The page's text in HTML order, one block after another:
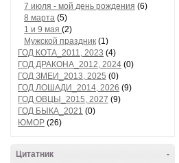
7 июля - мой день рождения (6)
8 марта (5)
1 и 9 мая (2)
Мужской праздник (1)
ГОД КОТА_2011, 2023 (4)
ГОД ДРАКОНА_2012, 2024 (0)
ГОД ЗМЕИ_2013, 2025 (0)
ГОД ЛОШАДИ_2014, 2026 (9)
ГОД ОВЦЫ_2015, 2027 (9)
ГОД БЫКА_2021 (0)
ЮМОР (26)
-
Цитатник